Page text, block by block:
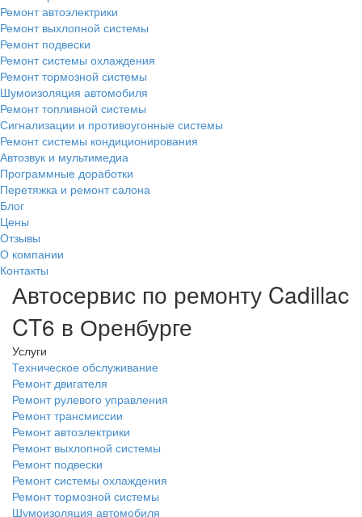
Ремонт автоэлектрики
Ремонт выхлопной системы
Ремонт подвески
Ремонт системы охлаждения
Ремонт тормозной системы
Шумоизоляция автомобиля
Ремонт топливной системы
Сигнализации и противоугонные системы
Ремонт системы кондиционирования
Автозвук и мультимедиа
Программные доработки
Перетяжка и ремонт салона
Блог
Цены
Отзывы
О компании
Контакты
Автосервис по ремонту Cadillac
CT6 в Оренбурге
Услуги
Техническое обслуживание
Ремонт двигателя
Ремонт рулевого управления
Ремонт трансмиссии
Ремонт автоэлектрики
Ремонт выхлопной системы
Ремонт подвески
Ремонт системы охлаждения
Ремонт тормозной системы
Шумоизоляция автомобиля